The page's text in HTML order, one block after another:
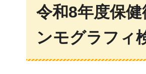
令和8年度保
ンモグラフィ